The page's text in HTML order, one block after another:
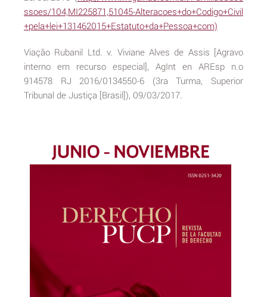
ssoes/104,MI225871,51045-Alteracoes+do+Codigo+Civil
+pela+lei+131462015+Estatuto+da+Pessoa+com)
Viação Rubanil Ltd. v. Viviane Alves de Assis [Agravo
interno em recurso especial], AgInt en AREsp n.o
914578 RJ 2016/0134550-6 (3ra Turma, Superior
Tribunal de Justiça [Brasil]), 09/03/2017.